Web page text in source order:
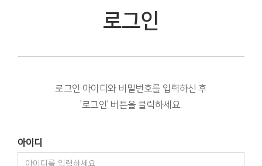
로그인
로그인 아이디와 비밀번호를 입력하신 후
'로그인' 버튼을 클릭하세요.
아이디